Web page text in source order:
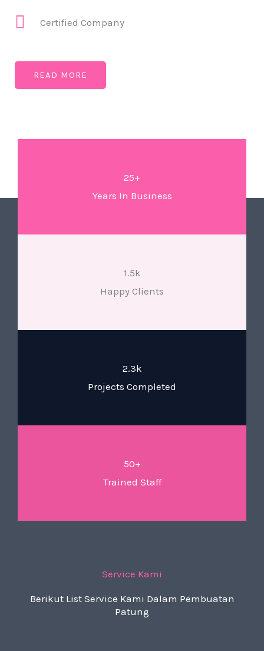
Certified Company
READ MORE
25+
Years In Business
1.5k
Happy Clients
2.3k
Projects Completed
50+
Trained Staff
Service Kami
Berikut List Service Kami Dalam Pembuatan
Patung